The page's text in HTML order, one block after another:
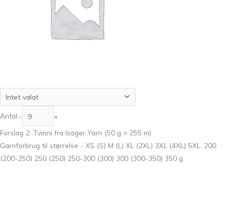
Antal:-
+
Forslag 2: Tvinni fra Isager Yarn (50 g = 255 m)
Garnforbrug til størrelse - XS (S) M (L) XL (2XL) 3XL (4XL) 5XL. 200
(200-250) 250 (250) 250-300 (300) 300 (300-350) 350 g